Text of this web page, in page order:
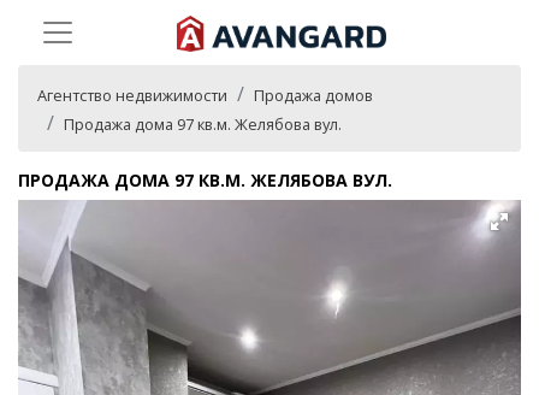
Агентство недвижимости
Продажа домов
Продажа дома 97 кв.м. Желябова вул.
ПРОДАЖА ДОМА 97 КВ.М. ЖЕЛЯБОВА ВУЛ.